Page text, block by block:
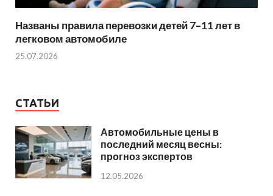
Названы правила перевозки детей 7–11 лет в
легковом автомобиле
25.07.2026
СТАТЬИ
Автомобильные цены в
последний месяц весны:
прогноз экспертов
12.05.2026